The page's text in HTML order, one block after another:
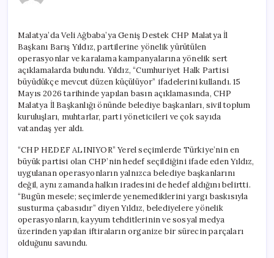
için
Malatya’da Veli Ağbaba’ya Geniş Destek CHP Malatya İl
Başkanı Barış Yıldız, partilerine yönelik yürütülen
operasyonlar ve karalama kampanyalarına yönelik sert
açıklamalarda bulundu. Yıldız, “Cumhuriyet Halk Partisi
büyüdükçe mevcut düzen küçülüyor” ifadelerini kullandı. 15
Mayıs 2026 tarihinde yapılan basın açıklamasında, CHP
Malatya İl Başkanlığı önünde belediye başkanları, sivil toplum
kuruluşları, muhtarlar, parti yöneticileri ve çok sayıda
vatandaş yer aldı.
“CHP HEDEF ALINIYOR” Yerel seçimlerde Türkiye’nin en
büyük partisi olan CHP’nin hedef seçildiğini ifade eden Yıldız,
uygulanan operasyonların yalnızca belediye başkanlarını
değil, aynı zamanda halkın iradesini de hedef aldığını belirtti.
“Bugün mesele; seçimlerde yenemediklerini yargı baskısıyla
susturma çabasıdır” diyen Yıldız, belediyelere yönelik
operasyonların, kayyum tehditlerinin ve sosyal medya
üzerinden yapılan iftiraların organize bir sürecin parçaları
olduğunu savundu.